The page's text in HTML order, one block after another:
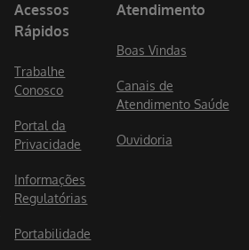
Acessos
Rápidos
Trabalhe
Conosco
Portal da
Privacidade
Informações
Regulatórias
Portabilidade
Atendimento
Boas Vindas
Canais de
Atendimento Saúde
Ouvidoria